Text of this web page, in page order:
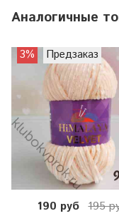
Аналогичные
3% Предзаказ
190 руб 195